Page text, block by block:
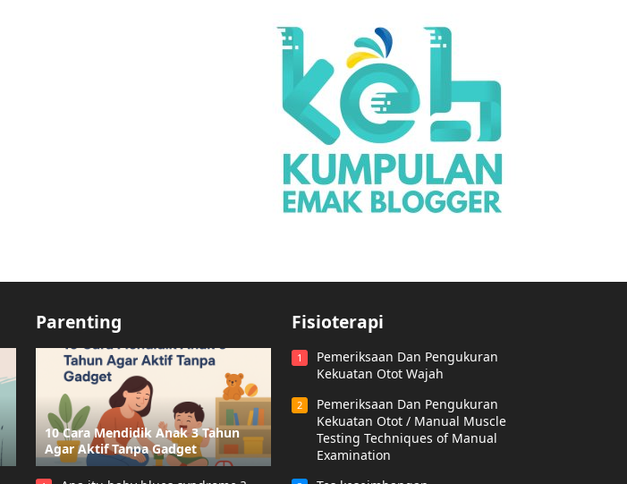
Parenting
10 Cara Mendidik Anak 3 Tahun
Agar Aktif Tanpa Gadget
Fisioterapi
1
Pemeriksaan Dan Pengukuran
Kekuatan Otot Wajah
2
Pemeriksaan Dan Pengukuran
Kekuatan Otot / Manual Muscle
Testing Techniques of Manual
Examination